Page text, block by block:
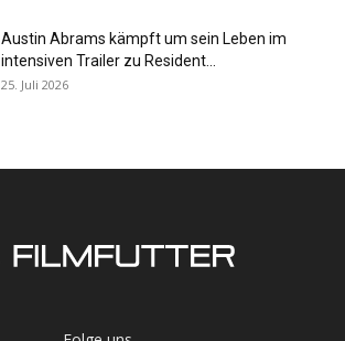
Austin Abrams kämpft um sein Leben im
intensiven Trailer zu Resident...
25. Juli 2026